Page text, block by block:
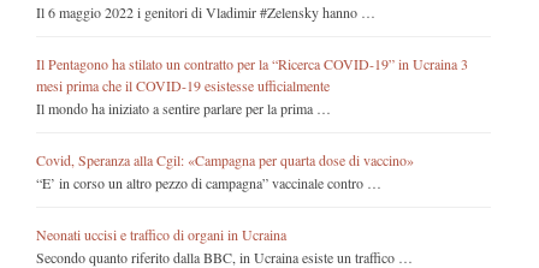
Il 6 maggio 2022 i genitori di Vladimir #Zelensky hanno …
Il Pentagono ha stilato un contratto per la “Ricerca COVID-19” in Ucraina 3
mesi prima che il COVID-19 esistesse ufficialmente
Il mondo ha iniziato a sentire parlare per la prima …
Covid, Speranza alla Cgil: «Campagna per quarta dose di vaccino»
“E’ in corso un altro pezzo di campagna” vaccinale contro …
Neonati uccisi e traffico di organi in Ucraina
Secondo quanto riferito dalla BBC, in Ucraina esiste un traffico …